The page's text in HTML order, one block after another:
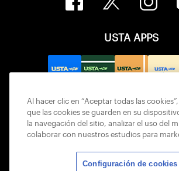
USTA APPS
Al hacer clic en “Aceptar todas las
que las cookies se guarden en su
la navegación del sitio, analizar el uso del
colaborar con nuestros estudios para
Configuración de cookies